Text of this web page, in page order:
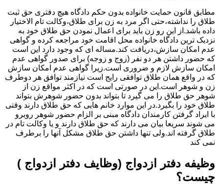
مطابق قانون حمایت خانواده بدون حکم دادگاه هیچ دفتری حق ثبت
طلاق را نداشته،حتی اگر مرد به زن برای طلاق،وکالت تام الاختیار
داده باشد.از این رو زن باید برای اعمال نمودن حق طلاق خود به
نزدیک ترین دادگاه خانواده محل اقامت خود مراجعه کرده و گواهی
عدم امکان سازش،دریافت کند.مساله ای که وجود دارد این است
که حضور داشتن هر دو نفر (زوج و زوجه) برای صدور گواهی عدم
امکان سازش لازم و ضروری است.زیرا گواهی عدم امکان سازش
که در واقع همان طلاق توافقی رایج است نیازمند توافق هر دوطرف
زن و شوهر است.این در صورتی است که در اکثر مواقع زن از
شوهر حق طلاق را می گیرد تا بتواند بدون حضور شوهرش بتواند
طلاق خود را بگیرد.در این موارد خانم هایی که حق طلاق دارند وقتی
با ایراد گرفتن کارمندان دادگاه مبنی بر الزام حضور شوهر روبرو
می شوند سریعا بیان می دارند که حق طلاق دارند و یا وکالت تام در
طلاق گرفته اند.ولی تنها داشتن حق طلاق مشکل آنها را برطرف
نمی کند
وظیفه دفتر ازدواج (وظایف دفتر ازدواج )
چیست؟